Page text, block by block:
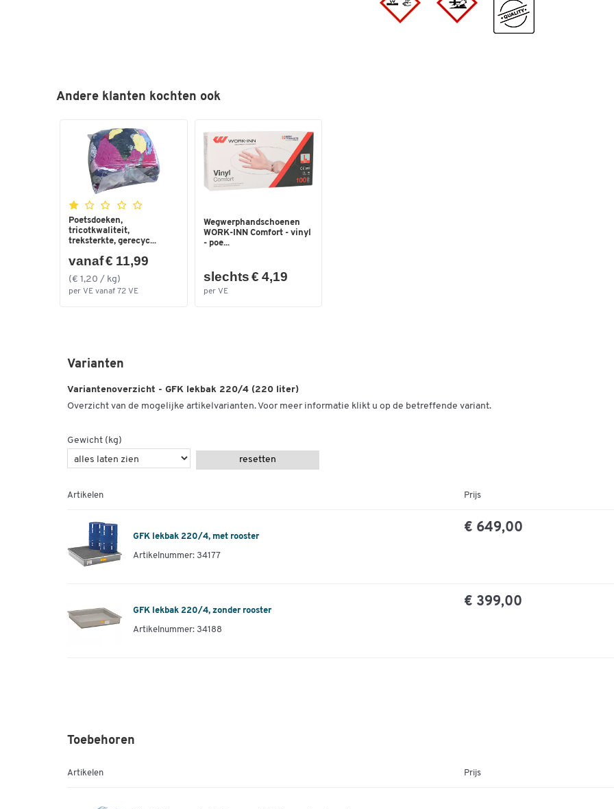
Type gevaarlijk materiaal
agressieve chemicaliën;
brandbare vloeistoffen
Andere klanten kochten ook
Poetsdoeken,
tricotkwaliteit,
treksterkte, gerecyc...
vanaf € 11,99
(€ 1,20 / kg)
per VE vanaf 72 VE
Wegwerphandschoenen
WORK-INN Comfort - vinyl
- poe...
slechts € 4,19
per VE
Varianten
Variantenoverzicht - GFK lekbak 220/4 (220 liter)
Overzicht van de mogelijke artikelvarianten. Voor meer informatie klikt u op de betreffende variant.
Gewicht (kg)
resetten
Artikelen Prijs
GFK lekbak 220/4, met rooster
Artikelnummer: 34177
€ 649,00
GFK lekbak 220/4, zonder rooster
Artikelnummer: 34188
€ 399,00
Toebehoren
Artikelen Prijs